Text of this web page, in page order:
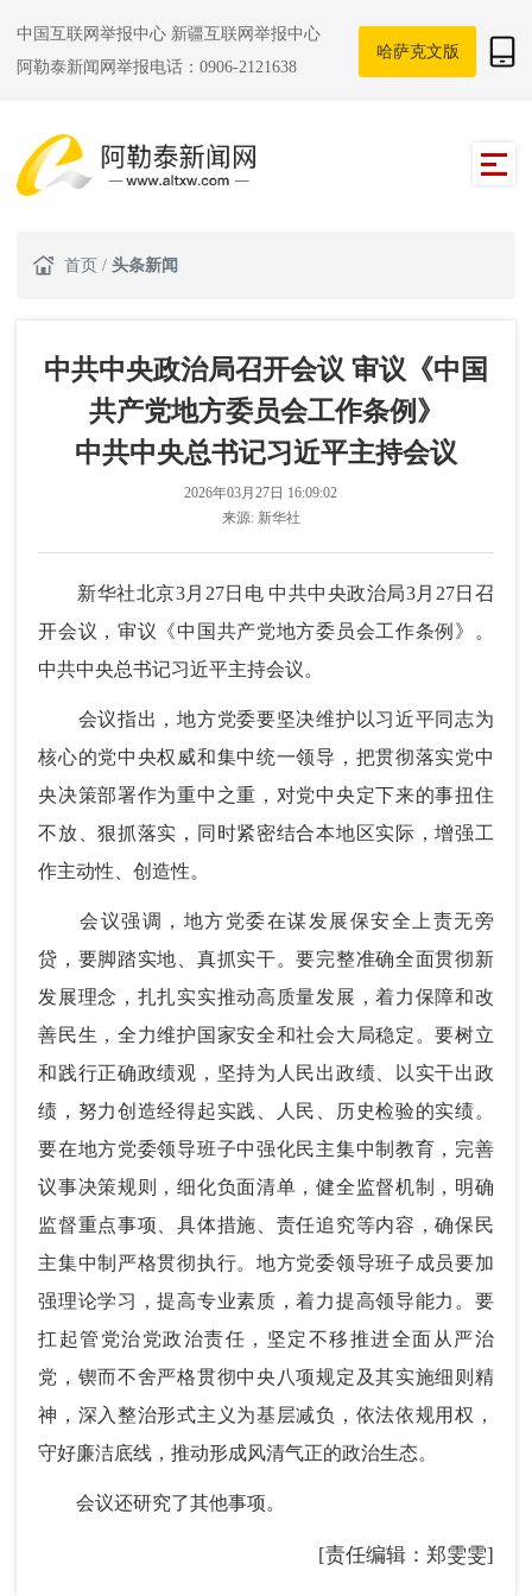
中国互联网举报中心 新疆互联网举报中心
阿勒泰新闻网举报电话：0906-2121638
哈萨克文版
首页 / 头条新闻
中共中央政治局召开会议 审议《中国
共产党地方委员会工作条例》
中共中央总书记习近平主持会议
2026年03月27日 16:09:02
来源: 新华社
新华社北京3月27日电 中共中央政治局3月27日召
开会议，审议《中国共产党地方委员会工作条例》。
中共中央总书记习近平主持会议。
会议指出，地方党委要坚决维护以习近平同志为
核心的党中央权威和集中统一领导，把贯彻落实党中
央决策部署作为重中之重，对党中央定下来的事扭住
不放、狠抓落实，同时紧密结合本地区实际，增强工
作主动性、创造性。
会议强调，地方党委在谋发展保安全上责无旁
贷，要脚踏实地、真抓实干。要完整准确全面贯彻新
发展理念，扎扎实实推动高质量发展，着力保障和改
善民生，全力维护国家安全和社会大局稳定。要树立
和践行正确政绩观，坚持为人民出政绩、以实干出政
绩，努力创造经得起实践、人民、历史检验的实绩。
要在地方党委领导班子中强化民主集中制教育，完善
议事决策规则，细化负面清单，健全监督机制，明确
监督重点事项、具体措施、责任追究等内容，确保民
主集中制严格贯彻执行。地方党委领导班子成员要加
强理论学习，提高专业素质，着力提高领导能力。要
扛起管党治党政治责任，坚定不移推进全面从严治
党，锲而不舍严格贯彻中央八项规定及其实施细则精
神，深入整治形式主义为基层减负，依法依规用权，
守好廉洁底线，推动形成风清气正的政治生态。
会议还研究了其他事项。
[责任编辑：郑雯雯]